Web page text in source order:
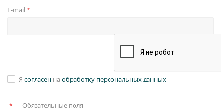
E-mail *
Я согласен на обработку персональных данных
* — Обязательные поля